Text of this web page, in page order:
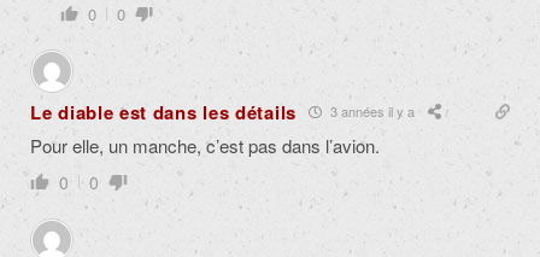
0 0
Le diable est dans les détails 3 années il y a
Pour elle, un manche, c’est pas dans l’avion.
0 0